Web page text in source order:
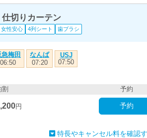
切りカーテン
女性安心 4列シート 歯ブラシ
急梅田
06:50
なんば
07:20
USJ
07:50
割
円
予約
予約
特長やキャンセル料を確認